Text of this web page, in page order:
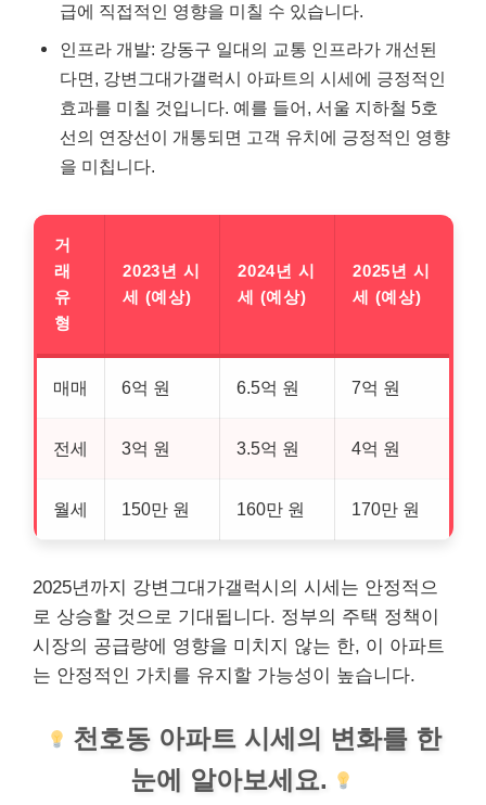
급에 직접적인 영향을 미칠 수 있습니다.
인프라 개발: 강동구 일대의 교통 인프라가 개선된
다면, 강변그대가갤럭시 아파트의 시세에 긍정적인
효과를 미칠 것입니다. 예를 들어, 서울 지하철 5호
선의 연장선이 개통되면 고객 유치에 긍정적인 영향
을 미칩니다.
거
래
유
형
2023년 시
세 (예상)
2024년 시
세 (예상)
2025년 시
세 (예상)
매매 6억 원 6.5억 원 7억 원
전세 3억 원 3.5억 원 4억 원
월세 150만 원 160만 원 170만 원
2025년까지 강변그대가갤럭시의 시세는 안정적으
로 상승할 것으로 기대됩니다. 정부의 주택 정책이
시장의 공급량에 영향을 미치지 않는 한, 이 아파트
는 안정적인 가치를 유지할 가능성이 높습니다.
천호동 아파트 시세의 변화를 한
눈에 알아보세요.